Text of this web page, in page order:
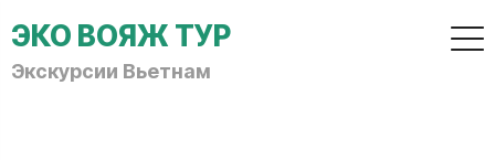
ЭКО ВОЯЖ ТУР
Экскурсии Вьетнам